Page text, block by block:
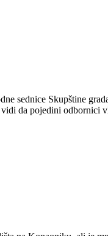
sednice Skupštine
vidi da pojedini